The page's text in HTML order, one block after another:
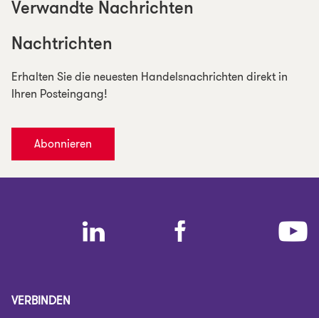
Verwandte Nachrichten
Nachtrichten
Erhalten Sie die neuesten Handelsnachrichten direkt in
Ihren Posteingang!
Abonnieren
VERBINDEN